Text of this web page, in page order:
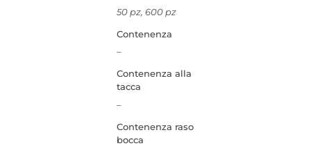
50 pz, 600 pz
Contenenza
–
Contenenza alla
tacca
–
Contenenza raso
bocca